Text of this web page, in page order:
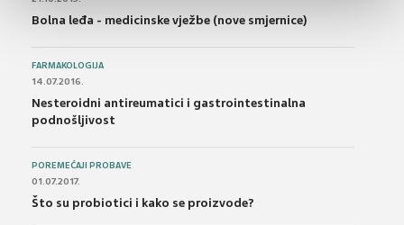
Bolna leđa - medicinske vježbe (nove smjernice)
FARMAKOLOGIJA
14.07.2016.
Nesteroidni antireumatici i gastrointestinalna
podnošljivost
POREMEĆAJI PROBAVE
01.07.2017.
Što su probiotici i kako se proizvode?